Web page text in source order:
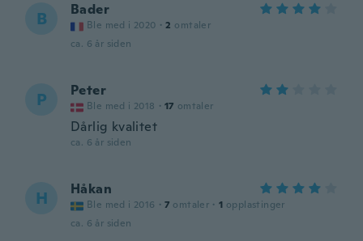
B Bader
Ble med i 2020 · 2 omtaler
ca. 6 år siden
P Peter
Ble med i 2018 · 17 omtaler
Dårlig kvalitet
ca. 6 år siden
H Håkan
Ble med i 2016 · 7 omtaler · 1 opplastinger
ca. 6 år siden